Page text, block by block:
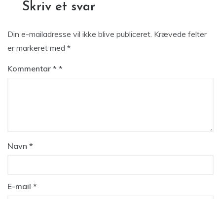
Skriv et svar
Din e-mailadresse vil ikke blive publiceret. Krævede felter
er markeret med *
Kommentar *
Navn *
E-mail *